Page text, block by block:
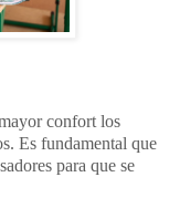
confort los
Es fundamental que
para que se